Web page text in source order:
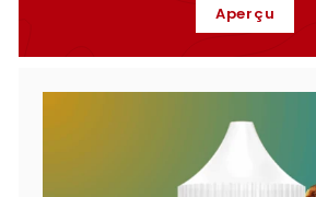
Aperçu